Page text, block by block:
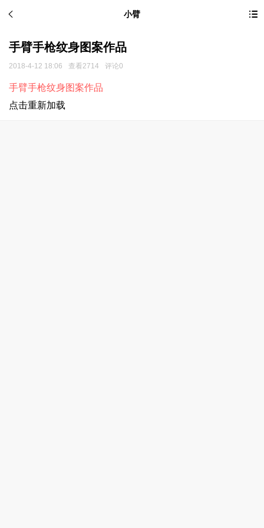
小臂
手臂手枪纹身图案作品
2018-4-12 18:06 查看2714 评论0
手臂手枪纹身图案作品
点击重新加载